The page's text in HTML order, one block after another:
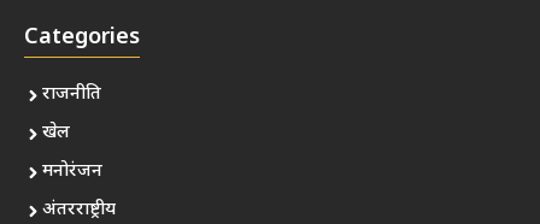
Categories
राजनीति
खेल
मनोरंजन
अंतरराष्ट्रीय